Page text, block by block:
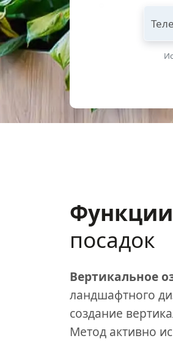
Функции
посадок
Вертикальное
ландшафтного
создание
Метод активно